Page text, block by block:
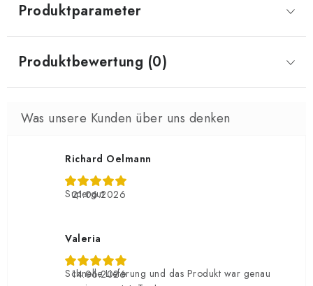
Produktparameter
Produktbewertung (0)
Richard Oelmann
21.06.2026
Supergut
Valeria
14.06.2026
Schnelle Lieferung und das Produkt war genau